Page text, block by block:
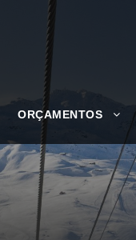
ORÇAMENTOS